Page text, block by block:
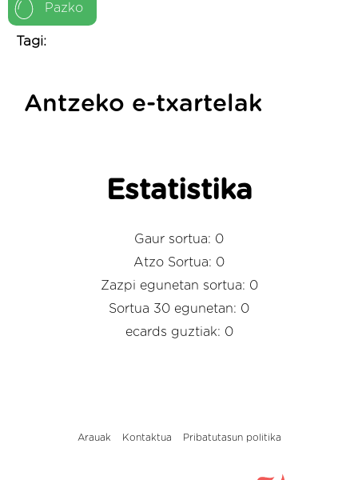
Pazko
Tagi:
Antzeko e-txartelak
Estatistika
Gaur sortua: 0
Atzo Sortua: 0
Zazpi egunetan sortua: 0
Sortua 30 egunetan: 0
ecards guztiak: 0
Arauak Kontaktua Pribatutasun politika